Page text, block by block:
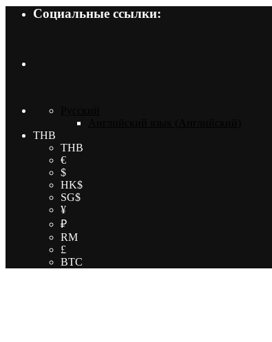
Социальные ссылки:
THB
THB
€
$
HK$
SG$
¥
₽
RM
£
BTC